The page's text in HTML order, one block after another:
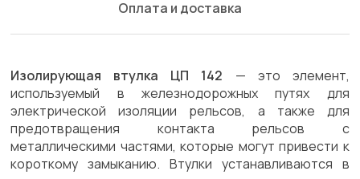
Оплата и доставка
Изолирующая втулка ЦП 142 — это элемент,
используемый в железнодорожных путях для
электрической изоляции рельсов, а также для
предотвращения контакта рельсов с
металлическими частями, которые могут привести к
короткому замыканию. Втулки устанавливаются в